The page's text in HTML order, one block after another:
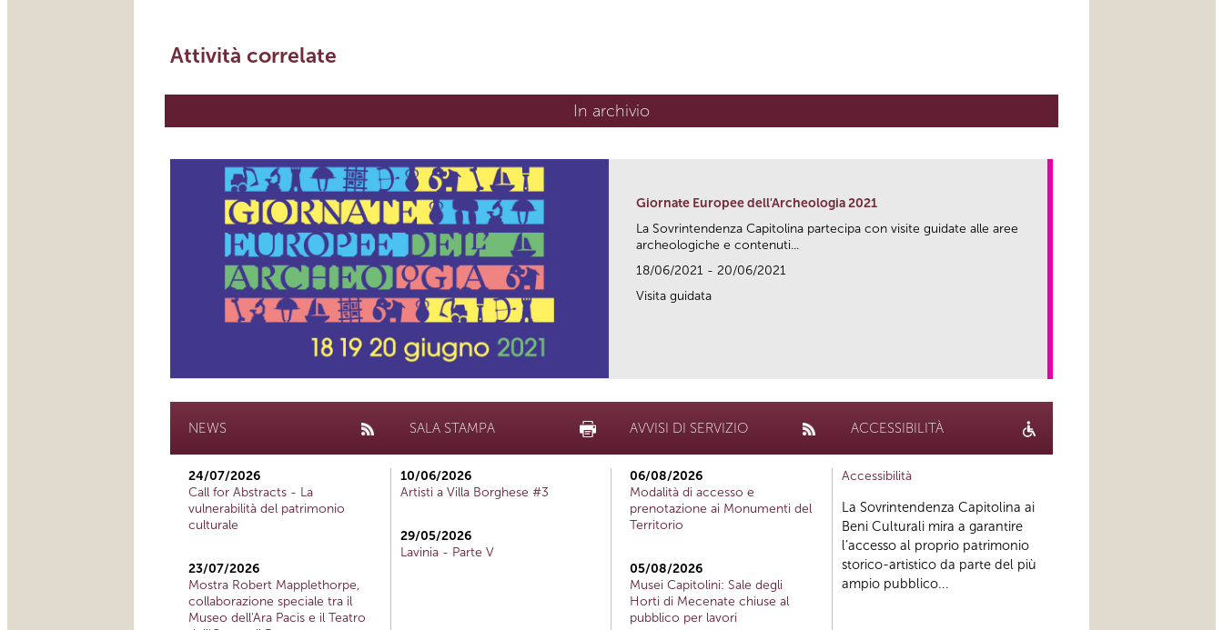
Attività correlate
In archivio
Giornate Europee dell'Archeologia 2021
La Sovrintendenza Capitolina partecipa con visite guidate alle aree
archeologiche e contenuti...
18/06/2021 - 20/06/2021
Visita guidata
NEWS
24/07/2026
Call for Abstracts - La
vulnerabilità del patrimonio
culturale
23/07/2026
Mostra Robert Mapplethorpe,
collaborazione speciale tra il
Museo dell'Ara Pacis e il Teatro
SALA STAMPA
10/06/2026
Artisti a Villa Borghese #3
29/05/2026
Lavinia - Parte V
AVVISI DI SERVIZIO
06/08/2026
Modalità di accesso e
prenotazione ai Monumenti del
Territorio
05/08/2026
Musei Capitolini: Sale degli
Horti di Mecenate chiuse al
pubblico per lavori
ACCESSIBILITÀ
Accessibilità
La Sovrintendenza Capitolina ai
Beni Culturali mira a garantire
l’accesso al proprio patrimonio
storico-artistico da parte del più
ampio pubblico...